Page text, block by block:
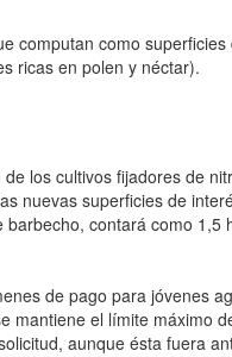
computan como
ricas en polen y néctar).
los cultivos fijadores de
nuevas superficies de
contará como 1,5
de pago para jóvenes
mantiene el límite máximo
aunque ésta fuera